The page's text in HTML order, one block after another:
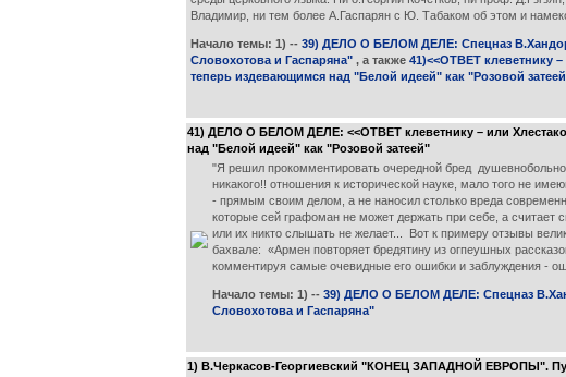
Владимир, ни тем более А.Гаспарян с Ю. Табаком об этом и
Начало темы: 1) -- 39) ДЕЛО О БЕЛОМ ДЕЛЕ: Спецназ
Словохотова и Гаспаряна" , а также 41)<<ОТВЕТ клеветнику
теперь издевающимся над "Белой идеей" как "Розовой
41) ДЕЛО О БЕЛОМ ДЕЛЕ: <<ОТВЕТ клеветнику – или
над "Белой идеей" как "Розовой затеей"
"Я решил прокомментировать очередной бред
никакого!! отношения к исторической науке, мало того не
- прямым своим делом, а не наносил столько вреда
которые сей графоман не может держать при себе, а
или их никто слышать не желает... Вот к примеру отзывы
бахвале: «Армен повторяет бредятину из огпеушных
комментируя самые очевидные его ошибки и заблуждения -
Начало темы: 1) -- 39) ДЕЛО О БЕЛОМ ДЕЛЕ: Спецназ
Словохотова и Гаспаряна"
1) В.Черкасов-Георгиевский "КОНЕЦ ЗАПАДНОЙ ЕВРОПЫ".